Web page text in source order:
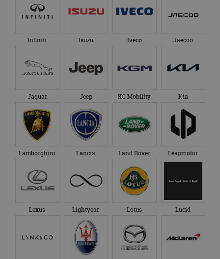
Infiniti Isuzu Iveco Jaecoo
Jaguar Jeep KG Mobility Kia
Lamborghini Lancia Land Rover Leapmotor
Lexus Lightyear Lotus Lucid